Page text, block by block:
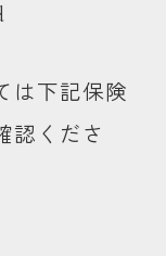
は下記保険
認くださ